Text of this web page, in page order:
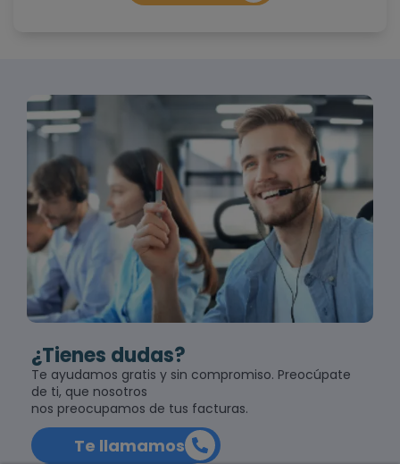
¿Tienes dudas?
Te ayudamos gratis y sin compromiso. Preocúpate
de ti, que nosotros
nos preocupamos de tus facturas.
Te llamamos